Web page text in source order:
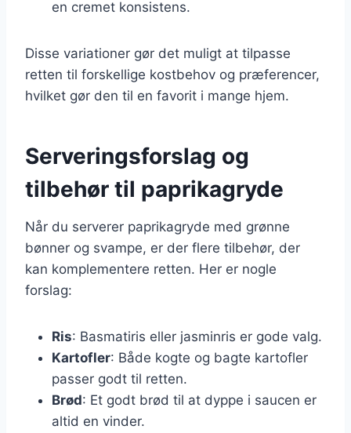
en cremet konsistens.
Disse variationer gør det muligt at tilpasse
retten til forskellige kostbehov og præferencer,
hvilket gør den til en favorit i mange hjem.
Serveringsforslag og
tilbehør til paprikagryde
Når du serverer paprikagryde med grønne
bønner og svampe, er der flere tilbehør, der
kan komplementere retten. Her er nogle
forslag:
Ris: Basmatiris eller jasminris er gode valg.
Kartofler: Både kogte og bagte kartofler
passer godt til retten.
Brød: Et godt brød til at dyppe i saucen er
altid en vinder.